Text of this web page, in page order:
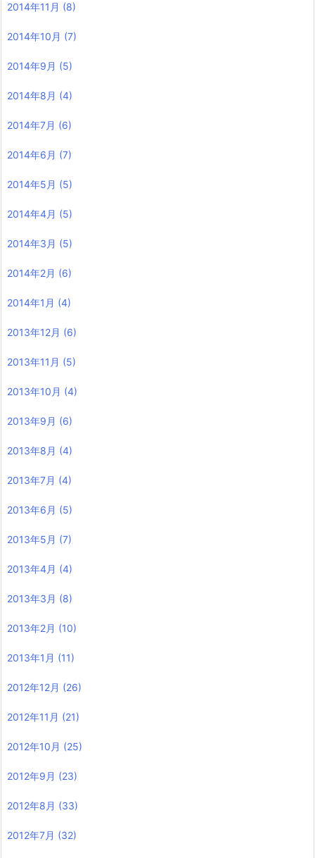
2014年11月 (8)
2014年10月 (7)
2014年9月 (5)
2014年8月 (4)
2014年7月 (6)
2014年6月 (7)
2014年5月 (5)
2014年4月 (5)
2014年3月 (5)
2014年2月 (6)
2014年1月 (4)
2013年12月 (6)
2013年11月 (5)
2013年10月 (4)
2013年9月 (6)
2013年8月 (4)
2013年7月 (4)
2013年6月 (5)
2013年5月 (7)
2013年4月 (4)
2013年3月 (8)
2013年2月 (10)
2013年1月 (11)
2012年12月 (26)
2012年11月 (21)
2012年10月 (25)
2012年9月 (23)
2012年8月 (33)
2012年7月 (32)